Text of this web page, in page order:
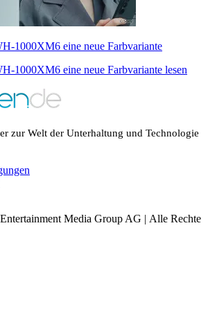
1000XM6 eine neue Farbvariante
1000XM6 eine neue Farbvariante lesen
zur Welt der Unterhaltung und Technologie
Media Group AG | Alle Rechte